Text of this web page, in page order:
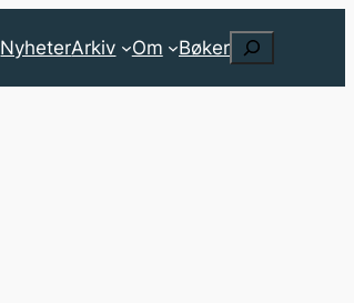
NyheterArkiv Om BøkerSearch